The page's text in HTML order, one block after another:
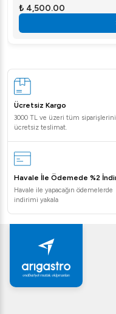
₺ 4,500.00
Ücretsiz Kargo
3000 TL ve üzeri tüm
ücretsiz teslimat.
Havale İle Ödemede %2
Havale ile yapacağın ödemelerde
indirimi yakala